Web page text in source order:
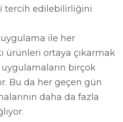
tercih edilebilirliğini
ile her
ürünleri ortaya çıkarmak
birçok
Bu da her geçen gün
daha da fazla